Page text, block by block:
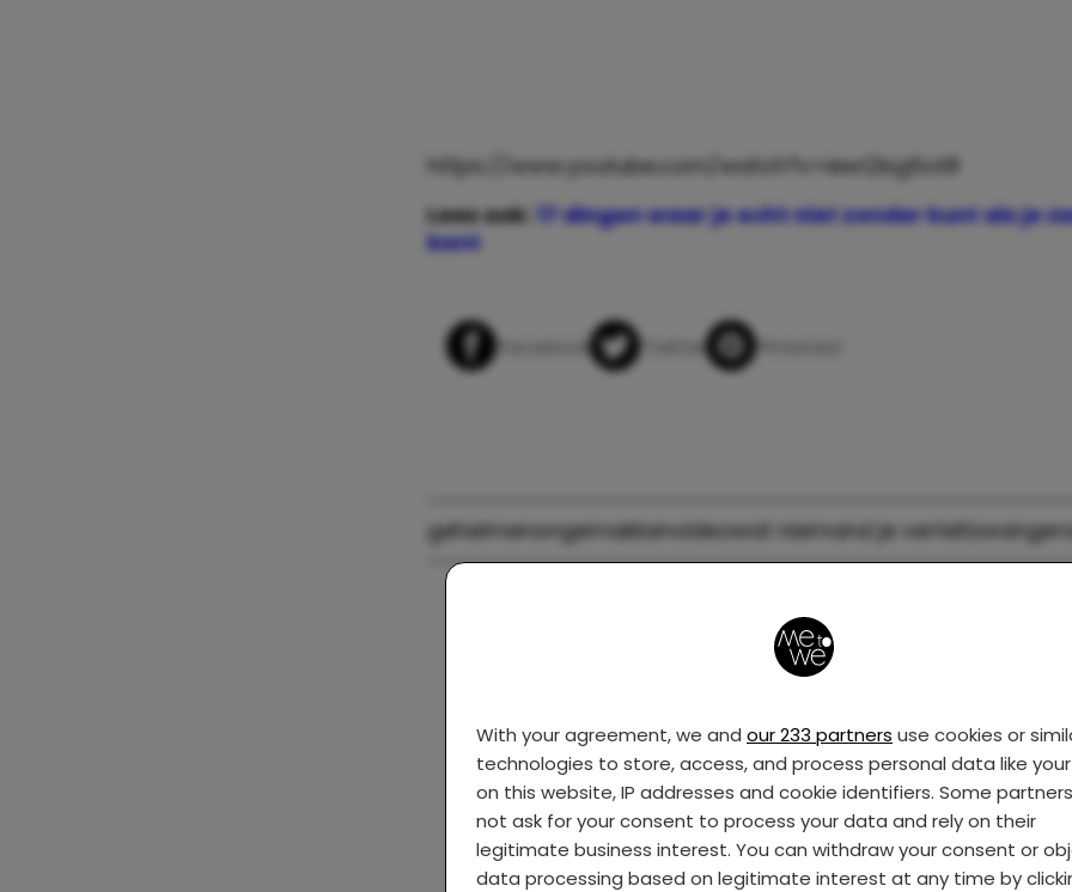
With your agreement, we and our 233 partners use cookies or
technologies to store, access, and process personal data like
on this website, IP addresses and cookie identifiers. Some
not ask for your consent to process your data and rely on their
legitimate business interest. You can withdraw your consent or
data processing based on legitimate interest at any time by
https://www.youtube.com/watch?v=iewQ1xg5ot8
Lees ook: 17 dingen waar je echt niet zonder kunt als je
bent
Whatsapp
geheimenongemakkenvideowat niemand je vertelt